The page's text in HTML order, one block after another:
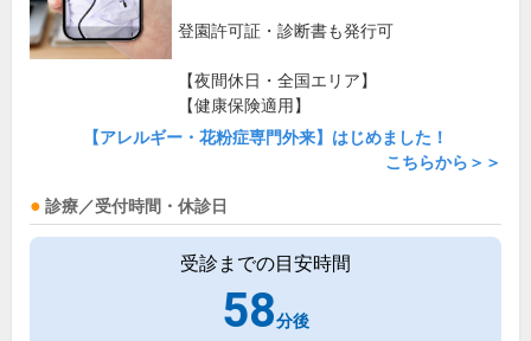
登園許可証・診断書も発行可
【夜間休日・全国エリア】
【健康保険適用】
【アレルギー・花粉症専門外来】はじめました！
こちらから＞＞
診療／受付時間・休診日
受診までの目安時間
58分後